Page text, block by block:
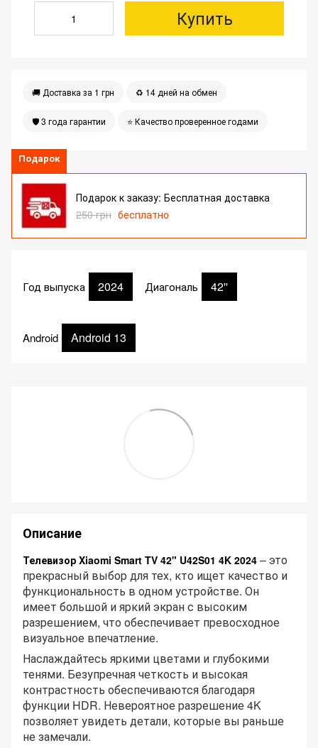
Купить
🚚 Доставка за 1 грн ♻️ 14 дней на обмен
🛡 3 года гарантии ⭐️ Качество проверенное годами
Подарок
Подарок к заказу: Бесплатная доставка
250 грн бесплатно
Год выпуска 2024 Диагональ 42''
Android Android 13
Описание
Телевизор Xiaomi Smart TV 42" U42S01 4K 2024 – это
прекрасный выбор для тех, кто ищет качество и
функциональность в одном устройстве. Он
имеет большой и яркий экран с высоким
разрешением, что обеспечивает превосходное
визуальное впечатление.
Наслаждайтесь яркими цветами и глубокими
тенями. Безупречная четкость и высокая
контрастность обеспечиваются благодаря
функции HDR. Невероятное разрешение 4K
позволяет увидеть детали, которые вы раньше
не замечали.